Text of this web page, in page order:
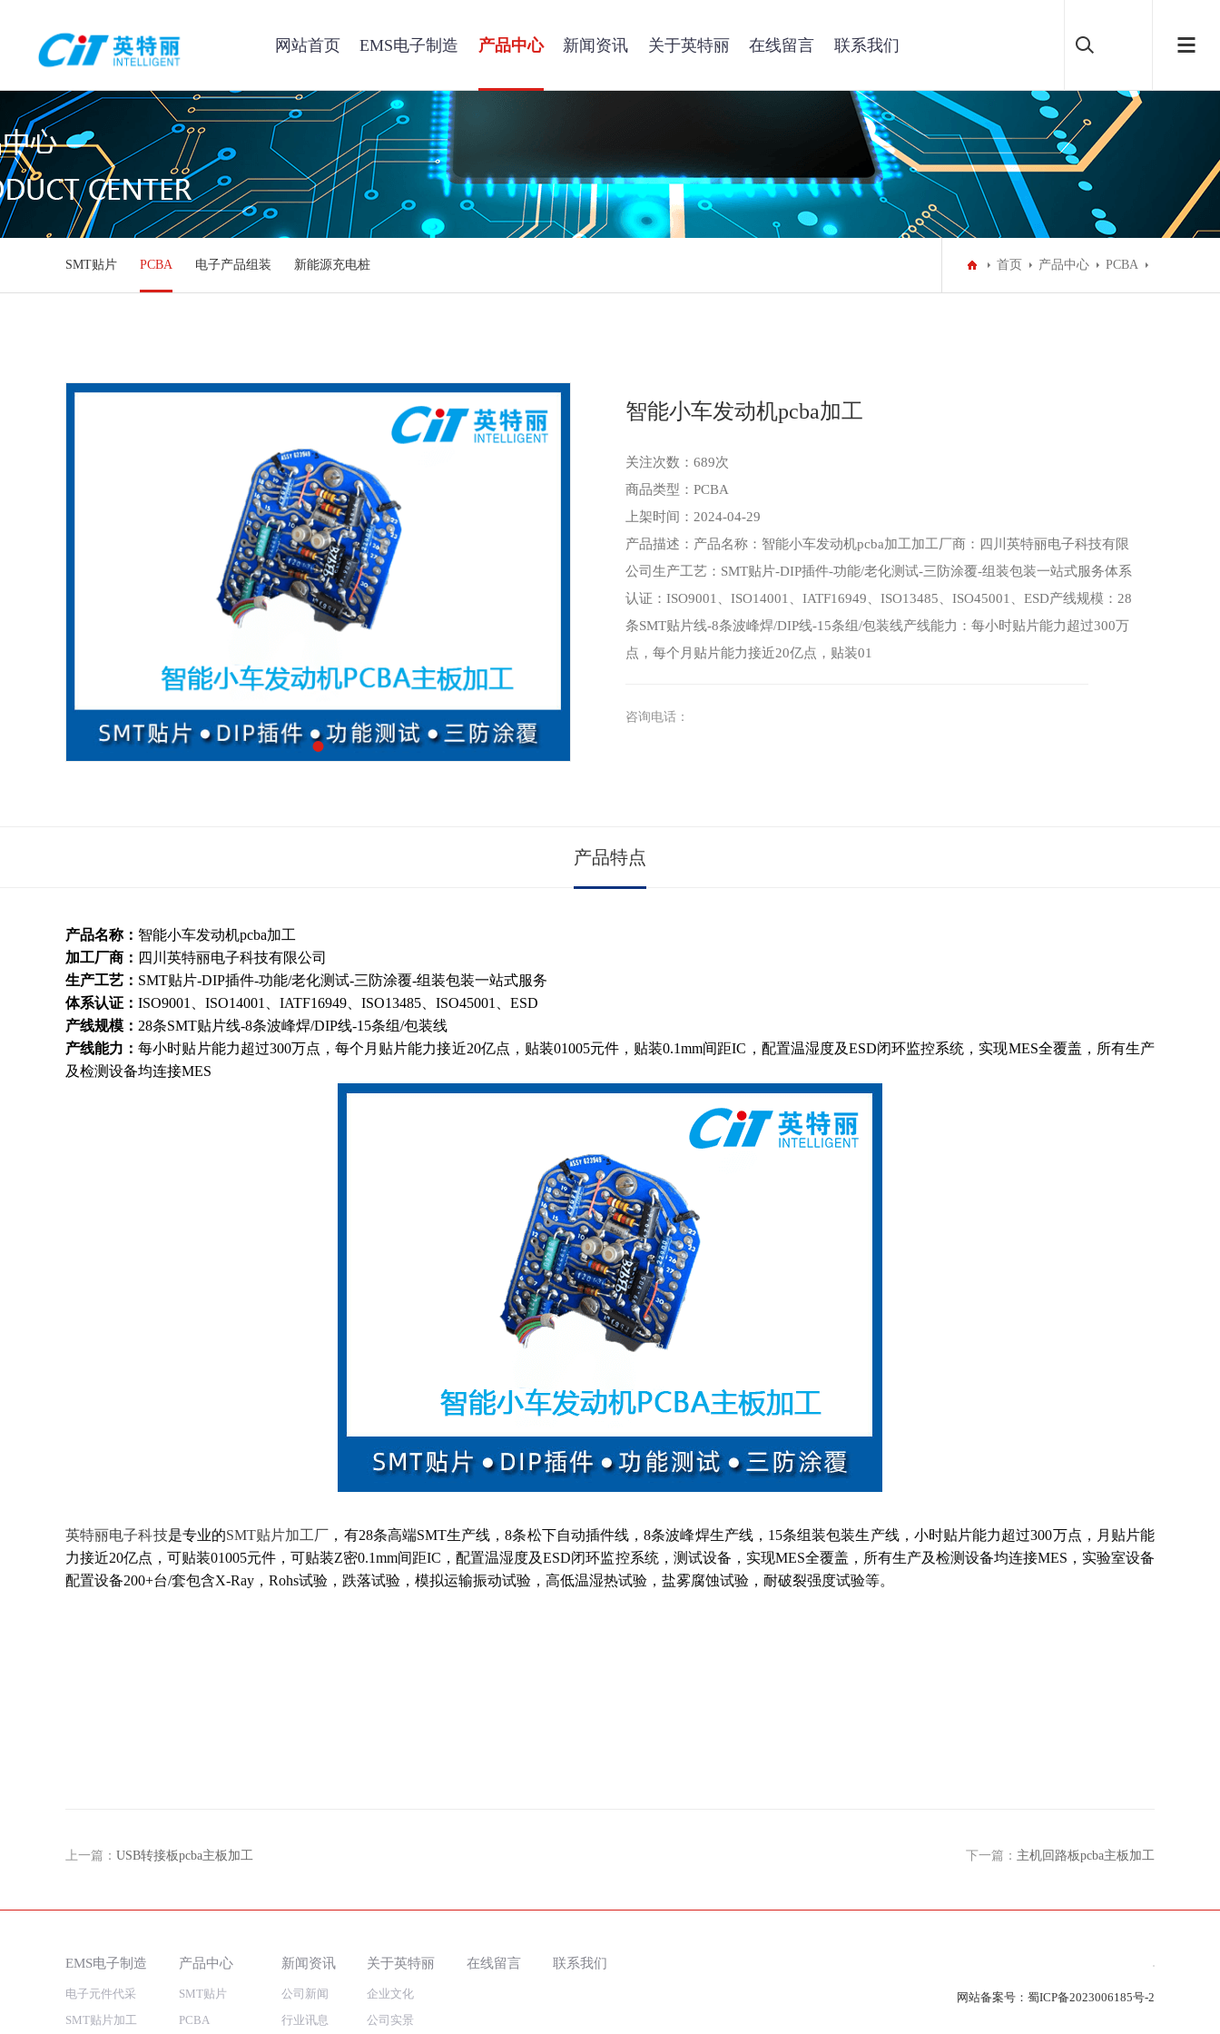
网站首页 EMS电子制造 产品中心 新闻资讯 关于英特丽 在线留言 联系我们
SMT贴片 PCBA 电子产品组装 新能源充电桩 首页 产品中心 PCBA
智能小车发动机pcba加工
关注次数： 689次
商品类型：PCBA
上架时间：2024-04-29
产品描述：产品名称：智能小车发动机pcba加工加工厂商：四川英特丽电子科技有限
公司生产工艺：SMT贴片-DIP插件-功能/老化测试-三防涂覆-组装包装一站式服务体系
认证：ISO9001、ISO14001、IATF16949、ISO13485、ISO45001、ESD产线规模：28
条SMT贴片线-8条波峰焊/DIP线-15条组/包装线产线能力：每小时贴片能力超过300万
点，每个月贴片能力接近20亿点，贴装01
咨询电话：
产品特点
产品名称： 智能小车发动机pcba加工
加工厂商： 四川英特丽电子科技有限公司
生产工艺： SMT贴片-DIP插件-功能/老化测试-三防涂覆-组装包装一站式服务
体系认证： ISO9001、ISO14001、IATF16949、ISO13485、ISO45001、ESD
产线规模： 28条SMT贴片线-8条波峰焊/DIP线-15条组/包装线
产线能力：每小时贴片能力超过300万点，每个月贴片能力接近20亿点，贴装01005元件，贴装0.1mm间距IC，配置温湿度及ESD闭环监控系统，实现MES全覆盖，所有生产
及检测设备均连接MES
英特丽电子科技是专业的SMT贴片加工厂 ，有28条高端SMT生产线，8条松下自动插件线，8条波峰焊生产线，15条组装包装生产线，小时贴片能力超过300万点，月贴片能
力接近20亿点，可贴装01005元件，可贴装Z密0.1mm间距IC，配置温湿度及ESD闭环监控系统，测试设备，实现MES全覆盖，所有生产及检测设备均连接MES，实验室设备
配置设备200+台/套包含X-Ray，Rohs试验，跌落试验，模拟运输振动试验，高低温湿热试验，盐雾腐蚀试验，耐破裂强度试验等。
上一篇： USB转接板pcba主板加工 下一篇： 主机回路板pcba主板加工
EMS电子制造
电子元件代采
SMT贴片加工
产品中心
SMT贴片
PCBA
新闻资讯
公司新闻
行业讯息
关于英特丽
企业文化
公司实景
在线留言 联系我们
网站备案号： 蜀ICP备2023006185号-2